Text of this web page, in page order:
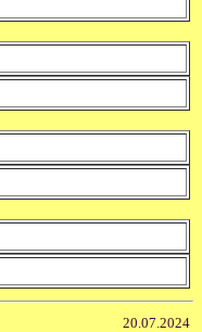
20.07.2024